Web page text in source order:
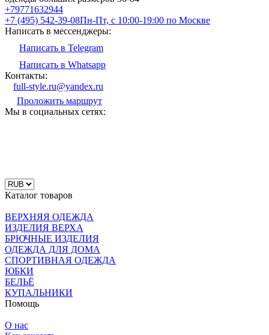
+79771632944
+7 (495) 542-39-08Пн-Пт, с 10:00-19:00 по Москве
Написать в мессенджеры:
Написать в Telegram
Написать в Whatsapp
Контакты:
full-style.ru@yandex.ru
Проложить маршрут
Мы в социальных сетях:
Каталог товаров
ВЕРХНЯЯ ОДЕЖДА
ИЗДЕЛИЯ ВЕРХА
БРЮЧНЫЕ ИЗДЕЛИЯ
ОДЕЖДА ДЛЯ ДОМА
СПОРТИВНАЯ ОДЕЖДА
ЮБКИ
БЕЛЬЁ
КУПАЛЬНИКИ
Помощь
О нас